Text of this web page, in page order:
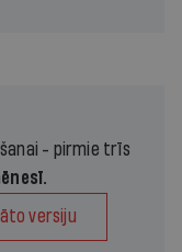
- pirmie trīs
versiju